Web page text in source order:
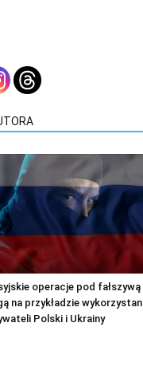
operacje pod fałszywą
na przykładzie
Polski i Ukrainy